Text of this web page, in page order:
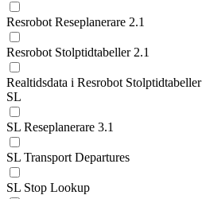
Resrobot Reseplanerare 2.1
Resrobot Stolptidtabeller 2.1
Realtidsdata i Resrobot Stolptidtabeller
SL
SL Reseplanerare 3.1
SL Transport Departures
SL Stop Lookup